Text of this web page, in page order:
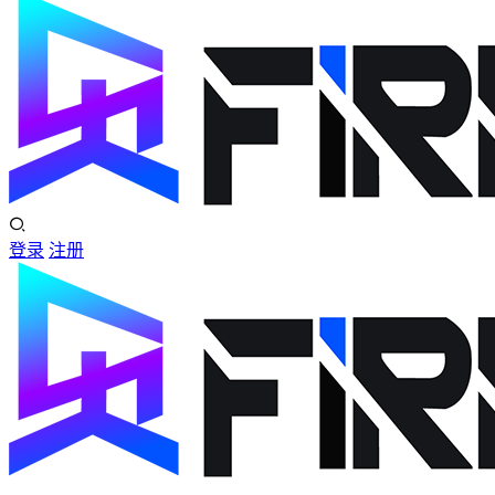
登录 注册